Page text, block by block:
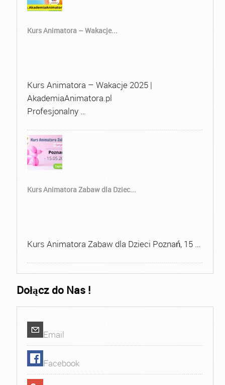
Kurs Animatora – Wakacje...
Kurs Animatora – Wakacje 2025 |
AkademiaAnimatora.pl
Profesjonalny …
Kurs Animatora Zabaw dla Dziec...
Kurs Animatora Zabaw dla Dzieci Poznań, 15 …
Dołącz do Nas !
Email
Facebook